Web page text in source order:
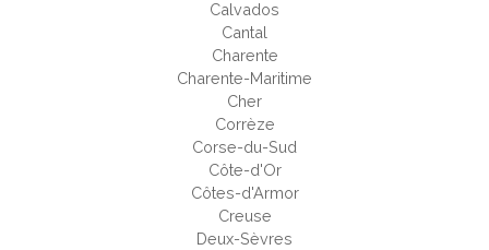
Calvados
Cantal
Charente
Charente-Maritime
Cher
Corrèze
Corse-du-Sud
Côte-d'Or
Côtes-d'Armor
Creuse
Deux-Sèvres